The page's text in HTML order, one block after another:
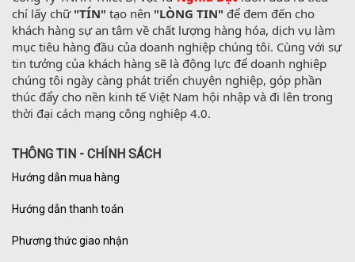
chí lấy chữ "TÍN" tạo nên "LÒNG TIN" để đem đến cho
khách hàng sự an tâm về chất lượng hàng hóa, dịch vụ làm
mục tiêu hàng đầu của doanh nghiệp chúng tôi. Cùng với sự
tin tưởng của khách hàng sẽ là động lực để doanh nghiệp
chúng tôi ngày càng phát triển chuyên nghiệp, góp phần
thúc đẩy cho nền kinh tế Việt Nam hội nhập và đi lên trong
thời đại cách mạng công nghiệp 4.0.
THÔNG TIN - CHÍNH SÁCH
Hướng dẫn mua hàng
Hướng dẫn thanh toán
Phương thức giao nhận